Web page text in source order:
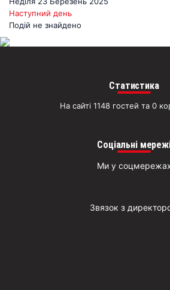
Наступний день
Подій не знайдено
Статистика
На сайті 1148 гостей та 0
Соціальні
Ми у
Звязок з